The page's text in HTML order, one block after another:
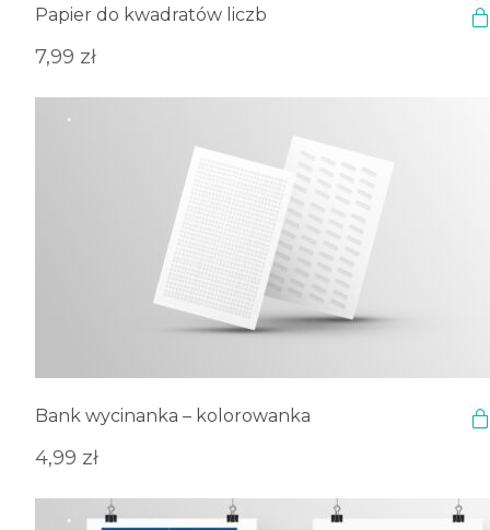
Papier do kwadratów liczb
7,99 zł
Bank wycinanka – kolorowanka
4,99 zł